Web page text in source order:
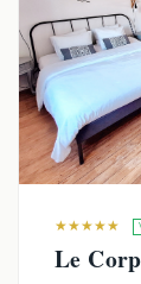
★★★★★
Le